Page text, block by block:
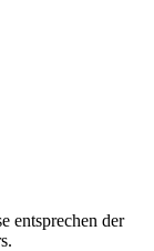
entsprechen der